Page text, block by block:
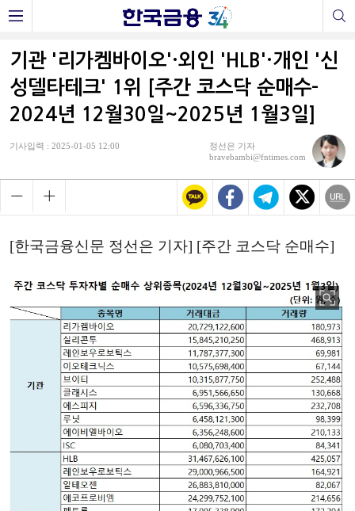
기관 '리가켐바이오'·외인 'HLB'·개인 '신
성델타테크' 1위 [주간 코스닥 순매수-
2024년 12월30일~2025년 1월3일]
기사입력 : 2025-01-05 12:00
정선은 기자
bravebambi@fntimes.com
[한국금융신문 정선은 기자] [주간 코스닥 순매수]